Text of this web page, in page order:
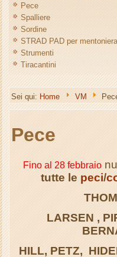
Pece
Spalliere
Sordine
STRAD PAD per mentoniera
Strumenti
Tiracantini
Sei qui: Home VM
Pece
Fino al 28 febbraio
tutte le peci/
LARSEN ,
HILL, PETZ,